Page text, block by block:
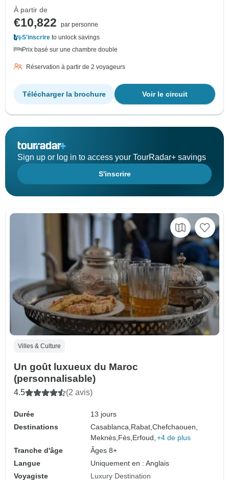
À partir de
€10,822
par personne
S'inscrire to unlock savings
Prix basé sur une chambre double
Réservation à partir de 2 voyageurs
Voir le circuit
Télécharger la brochure
Sign up or log in to access your TourRadar+ savings
S'inscrire
Villes & Culture
Un goût luxueux du Maroc
(personnalisable)
4.5 (2 avis)
Durée
13 jours
Destinations
Casablanca,Rabat,Chefchaouen,
Meknès,Fès,Erfoud, +4 de plus
Tranche d'âge
Âges 8+
Langue
Uniquement en : Anglais
Voyagiste
Luxury Destination